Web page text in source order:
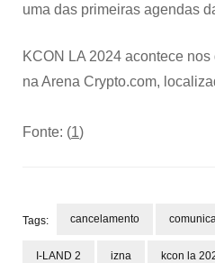
uma das primeiras agendas
KCON LA 2024 acontece
na Arena Crypto.com,
Fonte: (1)
Tags: cancelamento
I-LAND 2 izna kcon la